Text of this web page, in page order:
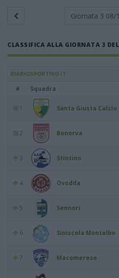
Giornata 3 08/
CLASSIFICA ALLA GIORNATA 3
DIARIOSPORTIVO.IT
#
Squadra
1 Santa Giusta Calcio
2 Bonorva
3 Stintino
4 Ovodda
5 Sennori
6 Siniscola Montalbo
7 Macomerese